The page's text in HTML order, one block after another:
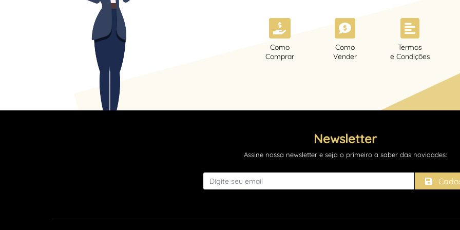
Como
Comprar
Como
Vender
Termos
e Condições
Newsletter
Assine nossa newsletter e seja o primeiro a saber das novidades: